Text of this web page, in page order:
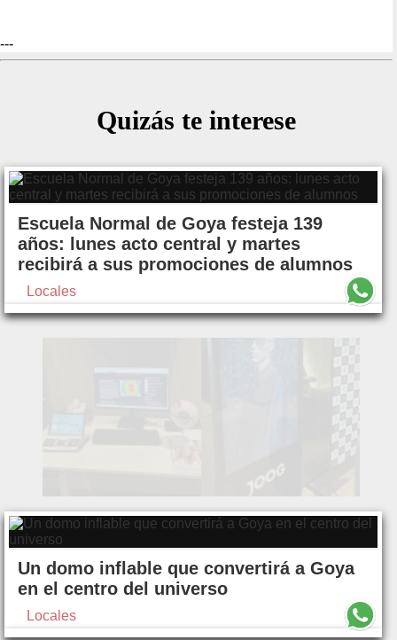
---
Quizás te interese
Escuela Normal de Goya festeja 139
años: lunes acto central y martes
recibirá a sus promociones de alumnos
Locales
Un domo inflable que convertirá a Goya
en el centro del universo
Locales